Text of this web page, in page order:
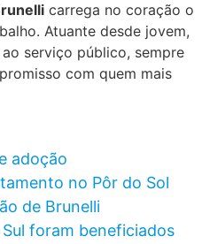
carrega no coração o
Atuante desde jovem,
serviço público, sempre
com quem mais
adoção
no Pôr do Sol
de Brunelli
foram beneficiados